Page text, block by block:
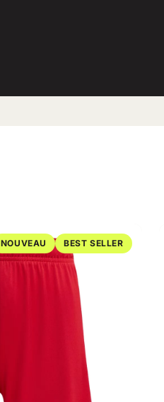
NOUVEAU BEST SELLER